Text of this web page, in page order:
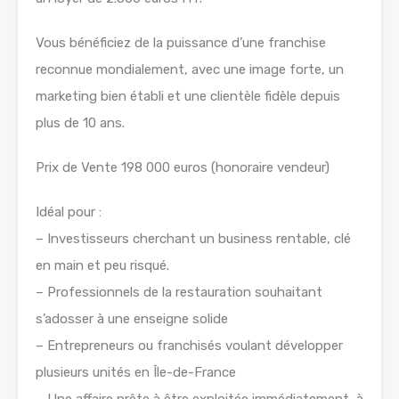
Vous bénéficiez de la puissance d’une franchise
reconnue mondialement, avec une image forte, un
marketing bien établi et une clientèle fidèle depuis
plus de 10 ans.
Prix de Vente 198 000 euros (honoraire vendeur)
Idéal pour :
– Investisseurs cherchant un business rentable, clé
en main et peu risqué.
– Professionnels de la restauration souhaitant
s’adosser à une enseigne solide
– Entrepreneurs ou franchisés voulant développer
plusieurs unités en Île-de-France